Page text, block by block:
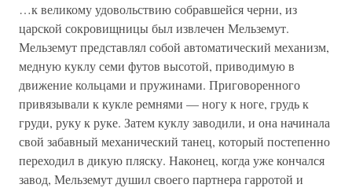
…к великому удовольствию собравшейся черни, из
царской сокровищницы был извлечен Мельземут.
Мельземут представлял собой автоматический механизм,
медную куклу семи футов высотой, приводимую в
движение кольцами и пружинами. Приговоренного
привязывали к кукле ремнями — ногу к ноге, грудь к
груди, руку к руке. Затем куклу заводили, и она начинала
свой забавный механический танец, который постепенно
переходил в дикую пляску. Наконец, когда уже кончался
завод, Мельземут душил своего партнера гарротой и